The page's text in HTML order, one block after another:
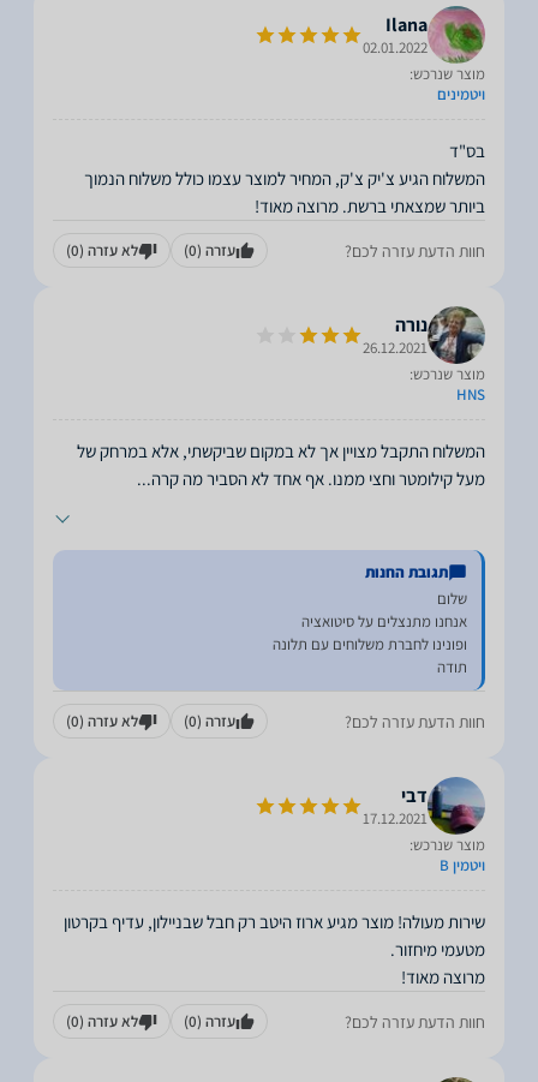
Ilana
02.01.2022
מוצר שנרכש:
ויטמינים
המשלוח הגיע צ'יק צ'ק, המחיר למוצר עצמו כולל משלוח הנמוך
ביותר שמצאתי ברשת. מרוצה מאוד!
חוות הדעת עזרה לכם? עזרה (0) לא עזרה (0)
נורה
26.12.2021
מוצר שנרכש:
HNS
המשלוח התקבל מצויין אך לא במקום שביקשתי, אלא במרחק של
מעל קילומטר וחצי ממנו. אף אחד לא הסביר מה קרה...
תגובת החנות
תודה
חוות הדעת עזרה לכם? עזרה (0) לא עזרה (0)
דבי
17.12.2021
מוצר שנרכש:
ויטמין B
שירות מעולה! מוצר מגיע ארוז היטב רק חבל שבניילון, עדיף בקרטון
מרוצה מאוד!
חוות הדעת עזרה לכם? עזרה (0) לא עזרה (0)